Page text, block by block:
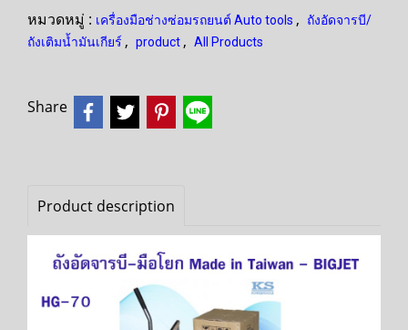
หมวดหมู่ : เครื่องมือช่างซ่อมรถยนต์ Auto tools ,
ถังอัดจารบี/
ถังเติมน้ำมันเกียร์ , product , All Products
Share
Product description